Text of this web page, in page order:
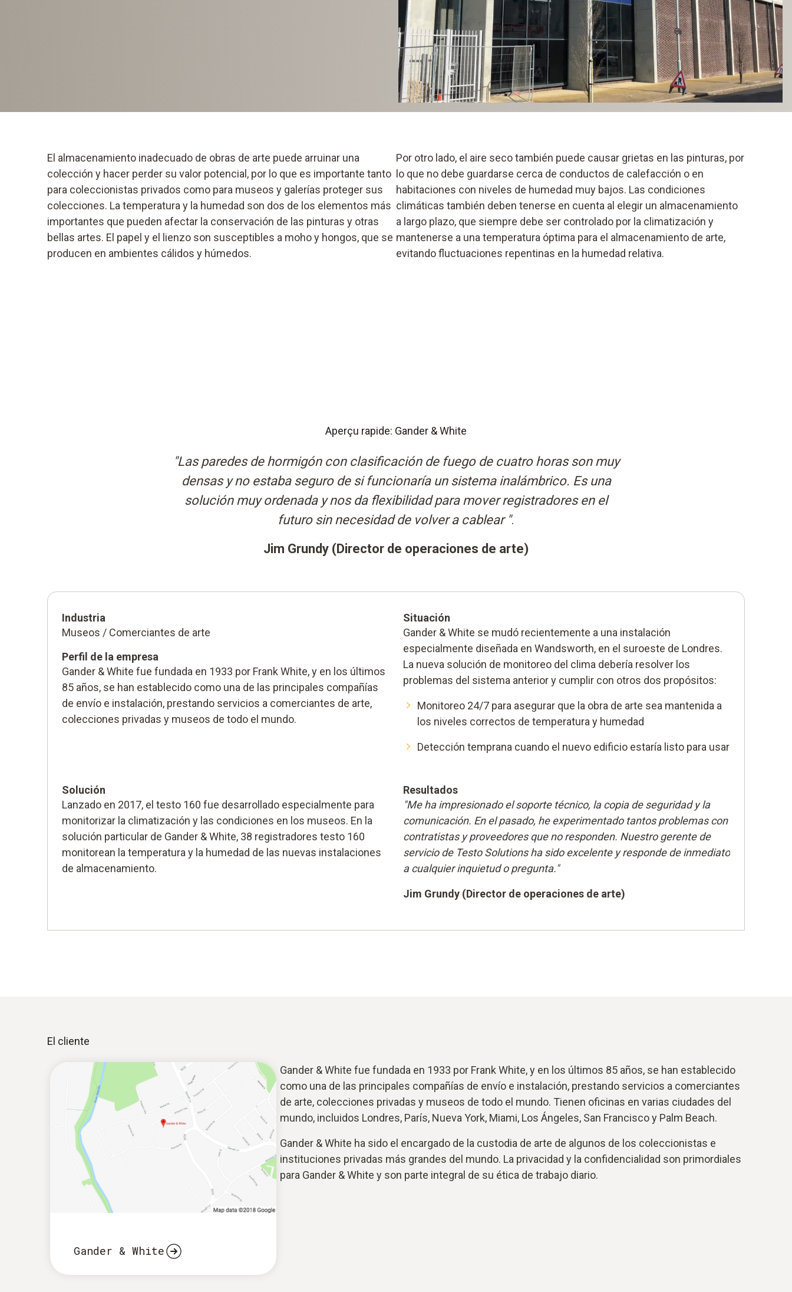
El almacenamiento inadecuado de obras de arte puede arruinar una
colección y hacer perder su valor potencial, por lo que es importante tanto
para coleccionistas privados como para museos y galerías proteger sus
colecciones. La temperatura y la humedad son dos de los elementos más
importantes que pueden afectar la conservación de las pinturas y otras
bellas artes. El papel y el lienzo son susceptibles a moho y hongos, que se
producen en ambientes cálidos y húmedos.
Por otro lado, el aire seco también puede causar grietas en las pinturas, por
lo que no debe guardarse cerca de conductos de calefacción o en
habitaciones con niveles de humedad muy bajos. Las condiciones
climáticas también deben tenerse en cuenta al elegir un almacenamiento
a largo plazo, que siempre debe ser controlado por la climatización y
mantenerse a una temperatura óptima para el almacenamiento de arte,
evitando fluctuaciones repentinas en la humedad relativa.
Aperçu rapide: Gander & White
"Las paredes de hormigón con clasificación de fuego de cuatro horas son muy
densas y no estaba seguro de si funcionaría un sistema inalámbrico. Es una
solución muy ordenada y nos da flexibilidad para mover registradores en el
futuro sin necesidad de volver a cablear ".
Jim Grundy (Director de operaciones de arte)
Industria
Museos / Comerciantes de arte
Perfil de la empresa
Gander & White fue fundada en 1933 por Frank White, y en los últimos
85 años, se han establecido como una de las principales compañías
de envío e instalación, prestando servicios a comerciantes de arte,
colecciones privadas y museos de todo el mundo.
Situación
Gander & White se mudó recientemente a una instalación
especialmente diseñada en Wandsworth, en el suroeste de Londres.
La nueva solución de monitoreo del clima debería resolver los
problemas del sistema anterior y cumplir con otros dos propósitos:
Monitoreo 24/7 para asegurar que la obra de arte sea mantenida a
los niveles correctos de temperatura y humedad
Detección temprana cuando el nuevo edificio estaría listo para usar
Solución
Lanzado en 2017, el testo 160 fue desarrollado especialmente para
monitorizar la climatización y las condiciones en los museos. En la
solución particular de Gander & White, 38 registradores testo 160
monitorean la temperatura y la humedad de las nuevas instalaciones
de almacenamiento.
Resultados
"Me ha impresionado el soporte técnico, la copia de seguridad y la
comunicación. En el pasado, he experimentado tantos problemas con
contratistas y proveedores que no responden. Nuestro gerente de
servicio de Testo Solutions ha sido excelente y responde de inmediato
a cualquier inquietud o pregunta."
Jim Grundy (Director de operaciones de arte)
El cliente
Gander & White fue fundada en 1933 por Frank White, y en los últimos 85 años, se han establecido
como una de las principales compañías de envío e instalación, prestando servicios a comerciantes
de arte, colecciones privadas y museos de todo el mundo. Tienen oficinas en varias ciudades del
mundo, incluidos Londres, París, Nueva York, Miami, Los Ángeles, San Francisco y Palm Beach.
Gander & White ha sido el encargado de la custodia de arte de algunos de los coleccionistas e
instituciones privadas más grandes del mundo. La privacidad y la confidencialidad son primordiales
para Gander & White y son parte integral de su ética de trabajo diario.
Gander & White